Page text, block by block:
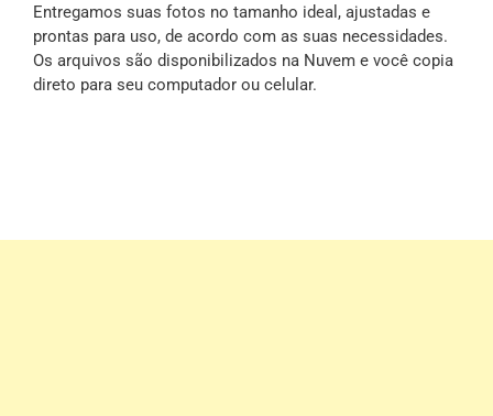
Entregamos suas fotos no tamanho ideal, ajustadas e
prontas para uso, de acordo com as suas necessidades.
Os arquivos são disponibilizados na Nuvem e você copia
direto para seu computador ou celular.